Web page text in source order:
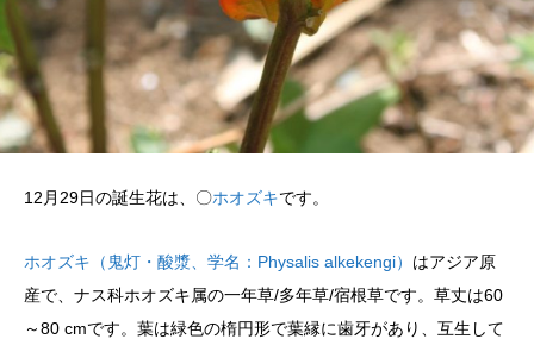
12月29日の誕生花は、〇ホオズキです。
ホオズキ（鬼灯・酸漿、学名：Physalis alkekengi） はアジア原
産で、ナス科ホオズキ属の一年草/多年草/宿根草です。草丈は60
～80 cmです。葉は緑色の楕円形で葉縁に歯牙があり、互生して